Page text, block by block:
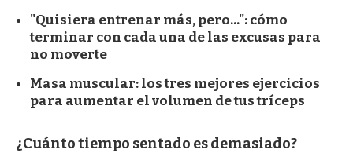
"Quisiera entrenar más, pero...": cómo
terminar con cada una de las excusas para
no moverte
Masa muscular: los tres mejores ejercicios
para aumentar el volumen de tus tríceps
¿Cuánto tiempo sentado es demasiado?